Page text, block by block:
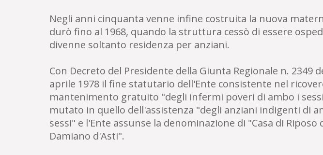
Negli anni cinquanta venne infine costruita la nuova
durò fino al 1968, quando la struttura cessò di essere
divenne soltanto residenza per anziani.
Con Decreto del Presidente della Giunta Regionale n. 2349
aprile 1978 il fine statutario dell'Ente consistente nel
mantenimento gratuito "degli infermi poveri di ambo i
mutato in quello dell'assistenza "degli anziani indigenti di
sessi" e l'Ente assunse la denominazione di "Casa di Riposo
Damiano d'Asti".